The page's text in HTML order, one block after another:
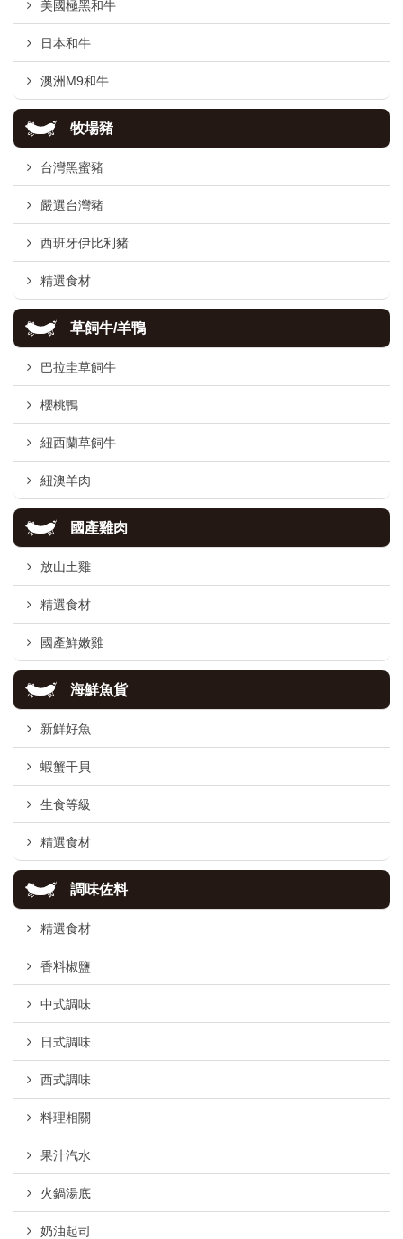
美國極黑和牛
日本和牛
澳洲M9和牛
牧場豬
台灣黑蜜豬
嚴選台灣豬
西班牙伊比利豬
精選食材
草飼牛/羊鴨
巴拉圭草飼牛
櫻桃鴨
紐西蘭草飼牛
紐澳羊肉
國產雞肉
放山土雞
精選食材
國產鮮嫩雞
海鮮魚貨
新鮮好魚
蝦蟹干貝
生食等級
精選食材
調味佐料
精選食材
香料椒鹽
中式調味
日式調味
西式調味
料理相關
果汁汽水
火鍋湯底
奶油起司